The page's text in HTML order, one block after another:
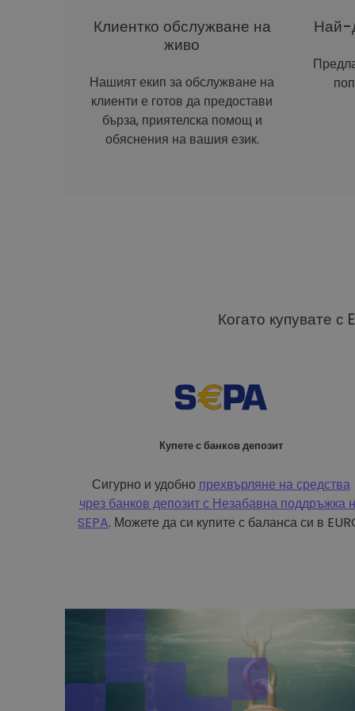
Клиентко обслужване на
живо
Нашият екип за обслужване на
клиенти е готов да предостави
бърза, приятелска помощ и
обяснения на вашия език.
Най-
Когато купувате
Купете с банков депозит
Сигурно и удобно прехвърляне на средства
чрез банков депозит с Незабавна поддръжка
SEPA. Можете да си купите с баланса си в